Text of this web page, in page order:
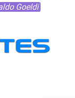
Goeldi